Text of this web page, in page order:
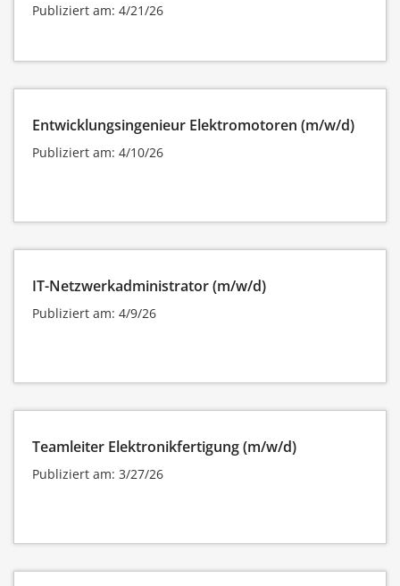
Publiziert am: 4/21/26
Entwicklungsingenieur Elektromotoren (m/w/d)
Publiziert am: 4/10/26
IT-Netzwerkadministrator (m/w/d)
Publiziert am: 4/9/26
Teamleiter Elektronikfertigung (m/w/d)
Publiziert am: 3/27/26